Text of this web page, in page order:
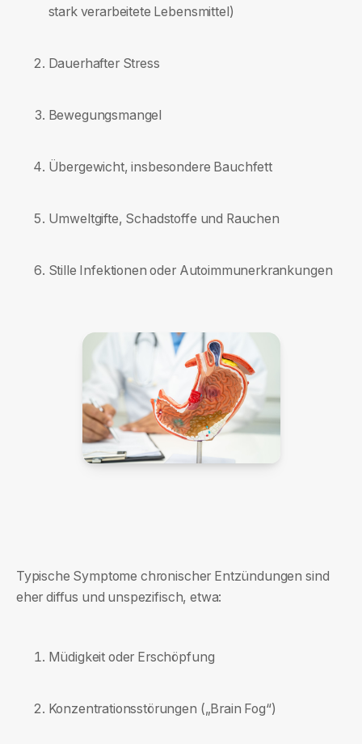
stark verarbeitete Lebensmittel)
Dauerhafter Stress
Bewegungsmangel
Übergewicht, insbesondere Bauchfett
Umweltgifte, Schadstoffe und Rauchen
Stille Infektionen oder Autoimmunerkrankungen
Typische Symptome chronischer Entzündungen sind
eher diffus und unspezifisch, etwa:
Müdigkeit oder Erschöpfung
Konzentrationsstörungen („Brain Fog“)